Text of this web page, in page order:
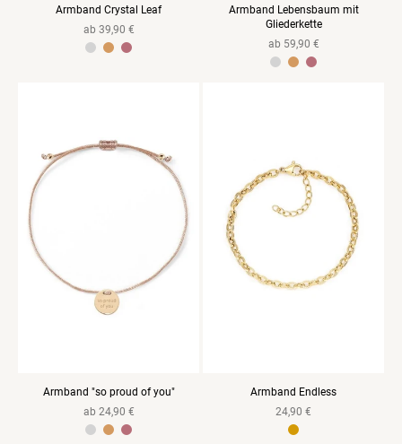
Armband Crystal Leaf
Normaler
Preis
ab 39,90 €
Armband Lebensbaum mit
Gliederkette
Normaler
Preis
ab 59,90 €
Armband "so proud of you"
Normaler
Preis
ab 24,90 €
Armband Endless
Normaler
Preis
24,90 €